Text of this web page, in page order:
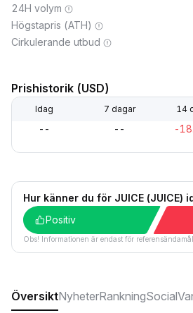
24H volym
Högstapris (ATH)
Cirkulerande utbud
Prishistorik (USD)
Idag 7 dagar 14
-- -- -
Hur känner du för JUICE (JUICE)
Positiv
Obs! Informationen är endast för referensändamål.
ÖversiktNyheterRankningSocial